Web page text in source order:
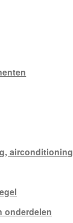
airconditioning
onderdelen